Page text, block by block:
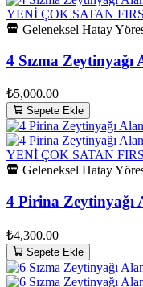
YENİ ÇOK SATAN
Geleneksel Hatay
4 Sızma Zeytinyağı
₺5,000.00
Sepete Ekle
YENİ ÇOK SATAN
Geleneksel Hatay
4 Pirina Zeytinyağı
₺4,300.00
Sepete Ekle